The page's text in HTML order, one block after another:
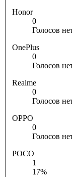
Honor
0
Голосов
OnePlus
0
Голосов
Realme
0
Голосов
OPPO
0
Голосов
POCO
1
17%